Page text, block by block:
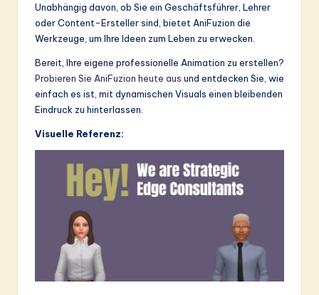
Unabhängig davon, ob Sie ein Geschäftsführer, Lehrer
oder Content-Ersteller sind, bietet AniFuzion die
Werkzeuge, um Ihre Ideen zum Leben zu erwecken.
Bereit, Ihre eigene professionelle Animation zu erstellen?
Probieren Sie AniFuzion heute aus und entdecken Sie, wie
einfach es ist, mit dynamischen Visuals einen bleibenden
Eindruck zu hinterlassen.
Visuelle Referenz: